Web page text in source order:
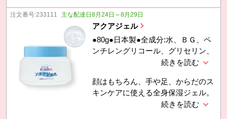
注文番号:233111 主な配達日8月24日～8月29日
アクアジェル
●80g●日本製●全成分:水、ＢＧ、ペ
ンチレングリコール、グリセリン、
１，２-ヘキサンジオール、ヒバマタ
ロン酸Ｎａ、加水分解コラーゲン、
スクワラン、水添レシチン、カルボ
マー、水酸化K、フェノキシエタノ
顔はもちろん、手や足、からだのス
キンケアに使える全身保湿ジェル。
家族みんなで使えます。